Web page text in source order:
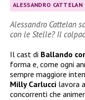
ALESSANDRO CATTELAN
Alessandro Cattelan
con le Stelle? Il
Il cast di Ballando
forma e, come ogni
sempre maggiore
Milly Carlucci lavora
concorrenti che